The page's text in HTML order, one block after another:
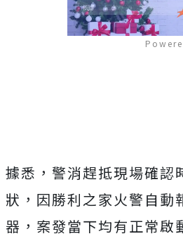
據悉，警消趕抵現場確認
狀，因勝利之家火警自動
器，案發當下均有正常啟